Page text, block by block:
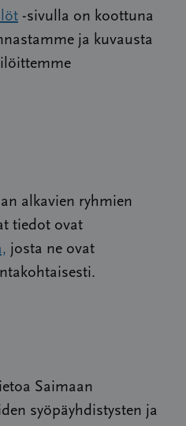
-sivulla on koottuna
ja kuvausta
alkavien ryhmien
tiedot ovat
josta ne ovat
Saimaan
syöpäyhdistysten ja